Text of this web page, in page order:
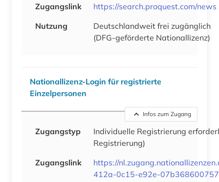
Zugangslink
https://search.proquest.com/news
Nutzung
Deutschlandweit frei zugänglich
(DFG-geförderte Nationallizenz)
Nationallizenz-Login für registrierte
Einzelpersonen
Infos zum Zugang
Zugangstyp
Individuelle Registrierung
Registrierung)
Zugangslink
https://
412a-0c15-e92e-07b368600757